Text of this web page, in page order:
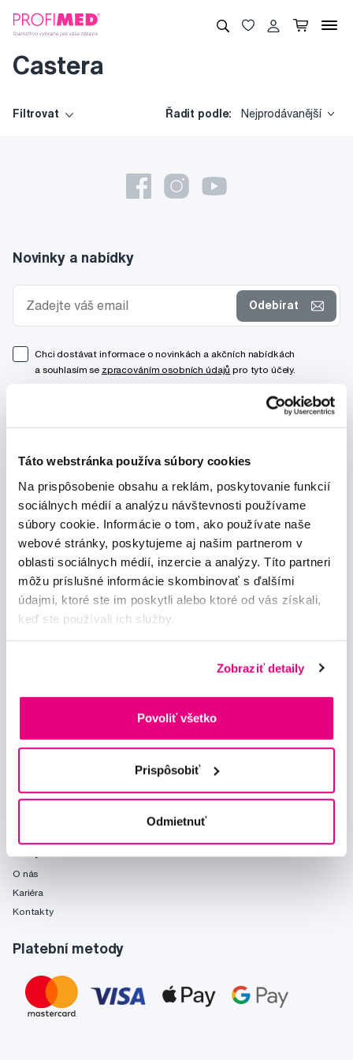
Táto webstránka používa súbory cookies
Na prispôsobenie obsahu a reklám, poskytovanie funkcií
sociálnych médií a analýzu návštevnosti používame
súbory cookie. Informácie o tom, ako používate naše
webové stránky, poskytujeme aj našim partnerom v
oblasti sociálnych médií, inzercie a analýzy. Títo partneri
môžu príslušné informácie skombinovať s ďalšími
údajmi, ktoré ste im poskytli alebo ktoré od vás získali,
keď ste používali ich služby.
Zobraziť detaily
Povoliť všetko
Prispôsobiť
Odmietnuť
Castera
Filtrovat Řadit podle: Nejprodávanější
Poradíme Vám
info@profimed.eu
Zeptat se v poradně
Vše o nákupu
Obchodní podmínky
Způsob doručení
Poradňa
Reklamace a servis
O společnosti
O nás
Kariéra
Kontakty
Platební metody
Novinky a nabídky
Odebírat
Chci dostávat informace o novinkách a akčních nabídkách
a souhlasím se zpracováním osobních údajů pro tyto účely.